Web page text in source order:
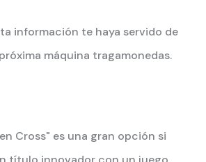
información te haya servido de
máquina tragamonedas.
Cross" es una gran opción si